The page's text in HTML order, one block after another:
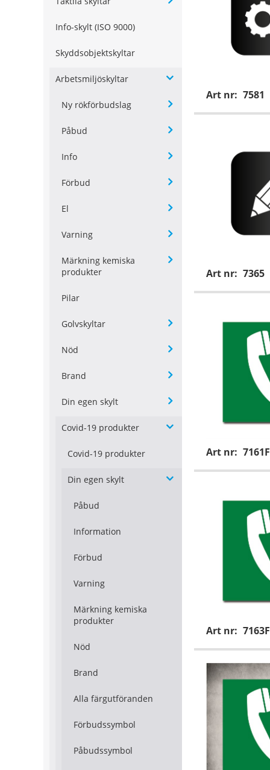
Info-skylt (ISO 9000)
Skyddsobjektskyltar
Arbetsmiljöskyltar
Ny rökförbudslag
Påbud
Info
Förbud
El
Varning
Märkning kemiska
produkter
Pilar
Golvskyltar
Nöd
Brand
Din egen skylt
Covid-19 produkter
Covid-19 produkter
Din egen skylt
Påbud
Information
Förbud
Varning
Märkning kemiska
produkter
Nöd
Brand
Alla färgutföranden
Förbudssymbol
Påbudssymbol
Art nr: 7581
Art nr: 7365
Art nr: 7161F
Art nr: 7163F